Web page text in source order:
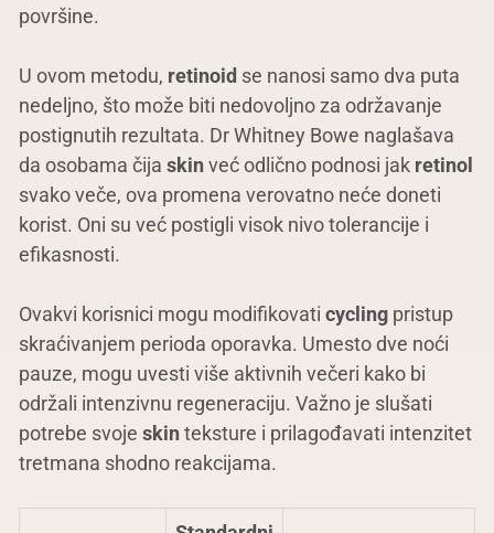
površine.
U ovom metodu, retinoid se nanosi samo dva puta
nedeljno, što može biti nedovoljno za održavanje
postignutih rezultata. Dr Whitney Bowe naglašava
da osobama čija skinveć odlično podnosi jak retinol
svako veče, ova promena verovatno neće doneti
korist. Oni su već postigli visok nivo tolerancije i
efikasnosti.
Ovakvi korisnici mogu modifikovati cycling pristup
skraćivanjem perioda oporavka. Umesto dve noći
pauze, mogu uvesti više aktivnih večeri kako bi
održali intenzivnu regeneraciju. Važno je slušati
potrebe svoje skinteksture i prilagođavati intenzitet
tretmana shodno reakcijama.